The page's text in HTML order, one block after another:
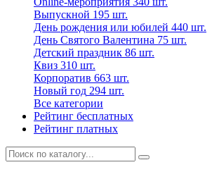
Выпускной 195 шт.
День рождения или юбилей 440 шт.
День Святого Валентина 75 шт.
Детский праздник 86 шт.
Квиз 310 шт.
Корпоратив 663 шт.
Новый год 294 шт.
Все категории
Рейтинг бесплатных
Рейтинг платных